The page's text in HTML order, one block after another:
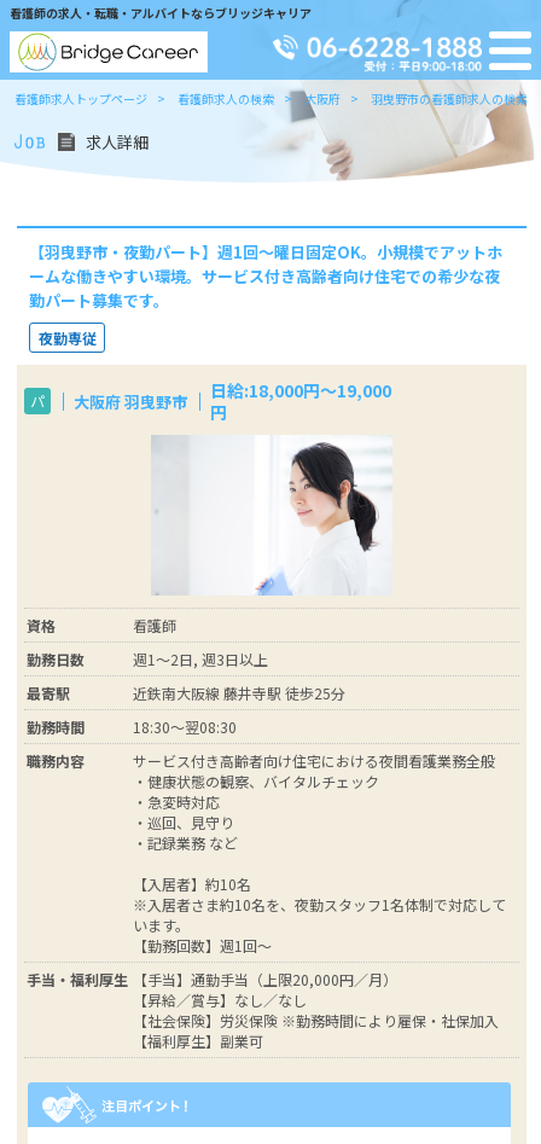
看護師の求人・転職・アルバイトならブリッジキャリア
看護師求人トップページ 看護師求人の検索 大阪府 羽曳野市の看護師求人の検索
求人詳細
【羽曳野市・夜勤パート】週1回～曜日固定OK。小規模でアットホ
ームな働きやすい環境。サービス付き高齢者向け住宅での希少な夜
勤パート募集です。
夜勤専従
パ 大阪府 羽曳野市
日給:18,000円〜19,000
円
資格
看護師
勤務日数
週1～2日, 週3日以上
最寄駅
近鉄南大阪線 藤井寺駅 徒歩25分
勤務時間
18:30～翌08:30
職務内容
サービス付き高齢者向け住宅における夜間看護業務全般
・健康状態の観察、バイタルチェック
・急変時対応
・巡回、見守り
・記録業務 など
【入居者】約10名
※入居者さま約10名を、夜勤スタッフ1名体制で対応して
います。
【勤務回数】週1回～
手当・福利厚生
【手当】通勤手当（上限20,000円／月）
【昇給／賞与】なし／なし
【社会保険】労災保険 ※勤務時間により雇保・社保加入
【福利厚生】副業可